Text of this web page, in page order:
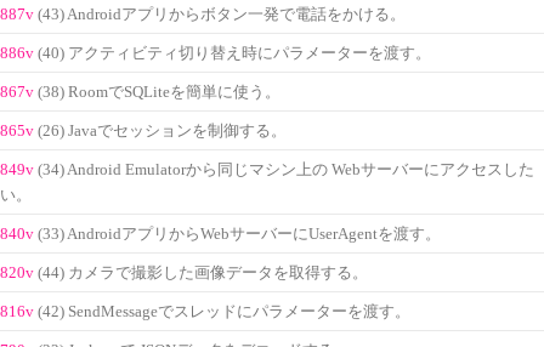
887v (43) Androidアプリからボタン一発で電話をかける。
886v (40) アクティビティ切り替え時にパラメーターを渡す。
867v (38) RoomでSQLiteを簡単に使う。
865v (26) Javaでセッションを制御する。
849v (34) Android Emulatorから同じマシン上の Webサーバーにアクセスした
い。
840v (33) AndroidアプリからWebサーバーにUserAgentを渡す。
820v (44) カメラで撮影した画像データを取得する。
816v (42) SendMessageでスレッドにパラメーターを渡す。